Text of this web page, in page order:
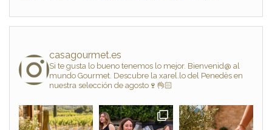
casagourmet.es
Si te gusta lo bueno tenemos lo mejor. Bienvenid@ al
mundo Gourmet. Descubre la xarel.lo del Penedès en
nuestra selección de agosto🍷👌🏻